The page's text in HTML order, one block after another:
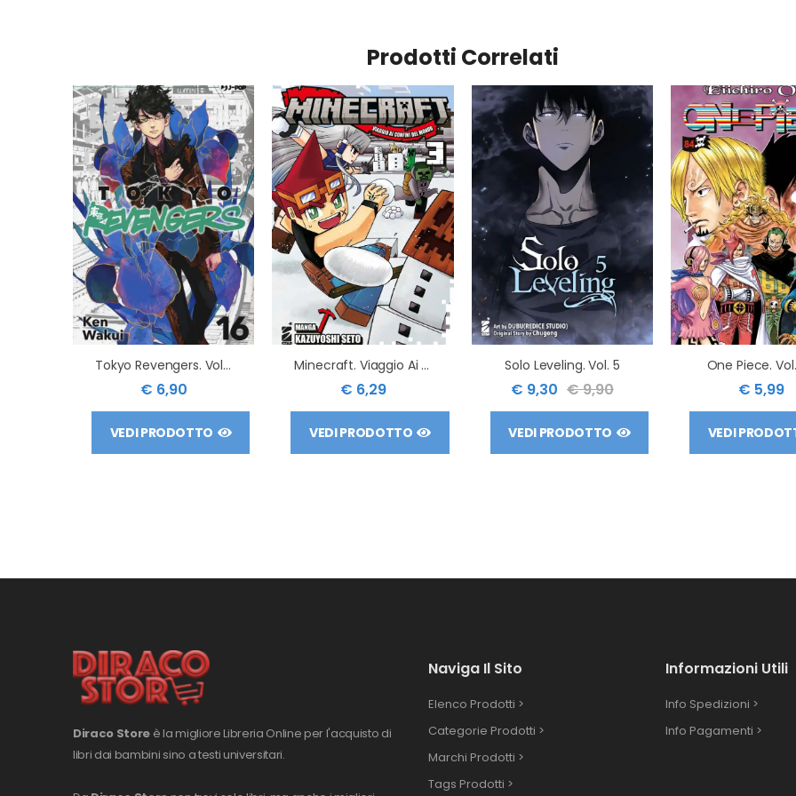
Prodotti Correlati
Tokyo Revengers. Vol. 16
€ 6,90
VEDI PRODOTTO
Minecraft. Viaggio Ai Confini Del Mondo. Vol. 3
€ 6,29
VEDI PRODOTTO
Solo Leveling. Vol. 5
€ 9,30 € 9,90
VEDI PRODOTTO
One Piece.
€ 5,99
VEDI
Diraco Store è la migliore Libreria Online per l'acquisto di
libri dai bambini sino a testi universitari.
Naviga Il Sito
Elenco Prodotti >
Categorie Prodotti >
Marchi Prodotti >
Tags Prodotti >
Informazioni Utili
Info Spedizioni >
Info Pagamenti >